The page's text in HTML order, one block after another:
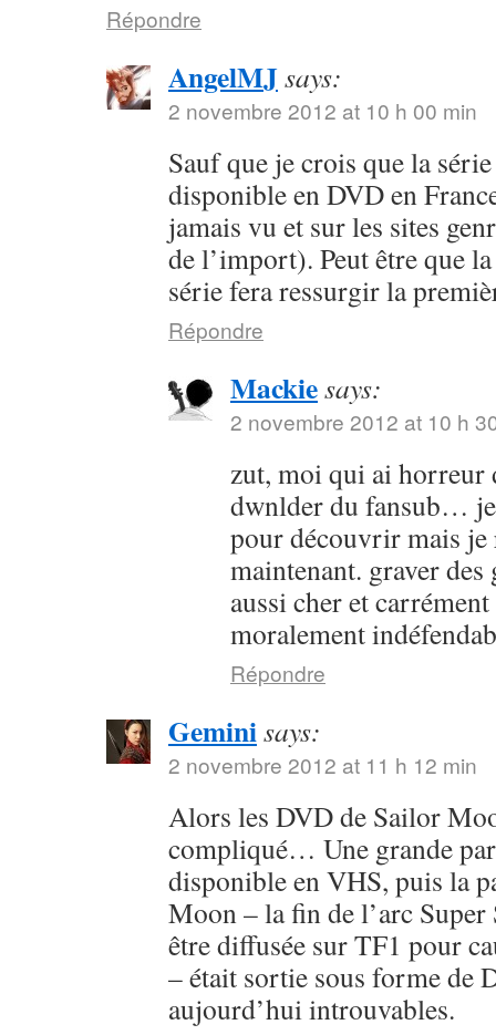
Répondre
AngelMJsays:
2 novembre 2012 at 10 h 00 min
Sauf que je crois que la
disponible en DVD en
jamais vu et sur les sites
de l’import). Peut être que
série fera ressurgir la
Répondre
Mackiesays:
2 novembre 2012 at 10 h
zut, moi qui ai horreur
dwnlder du fansub…
pour découvrir mais je
maintenant. graver des
aussi cher et
moralement
Répondre
Geminisays:
2 novembre 2012 at 11 h 12 min
Alors les DVD de Sailor
compliqué… Une grande
disponible en VHS, puis la
Moon – la fin de l’arc Super
être diffusée sur TF1 pour
– était sortie sous forme de
aujourd’hui introuvables.